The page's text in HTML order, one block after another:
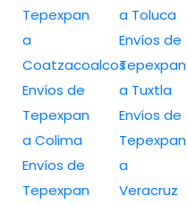
Tepexpan
a
Coatzacoalcos
Envíos de
Tepexpan
a Colima
Envíos de
Tepexpan
a Toluca
Envíos de
Tepexpan
a Tuxtla
Envíos de
Tepexpan
a
Veracruz